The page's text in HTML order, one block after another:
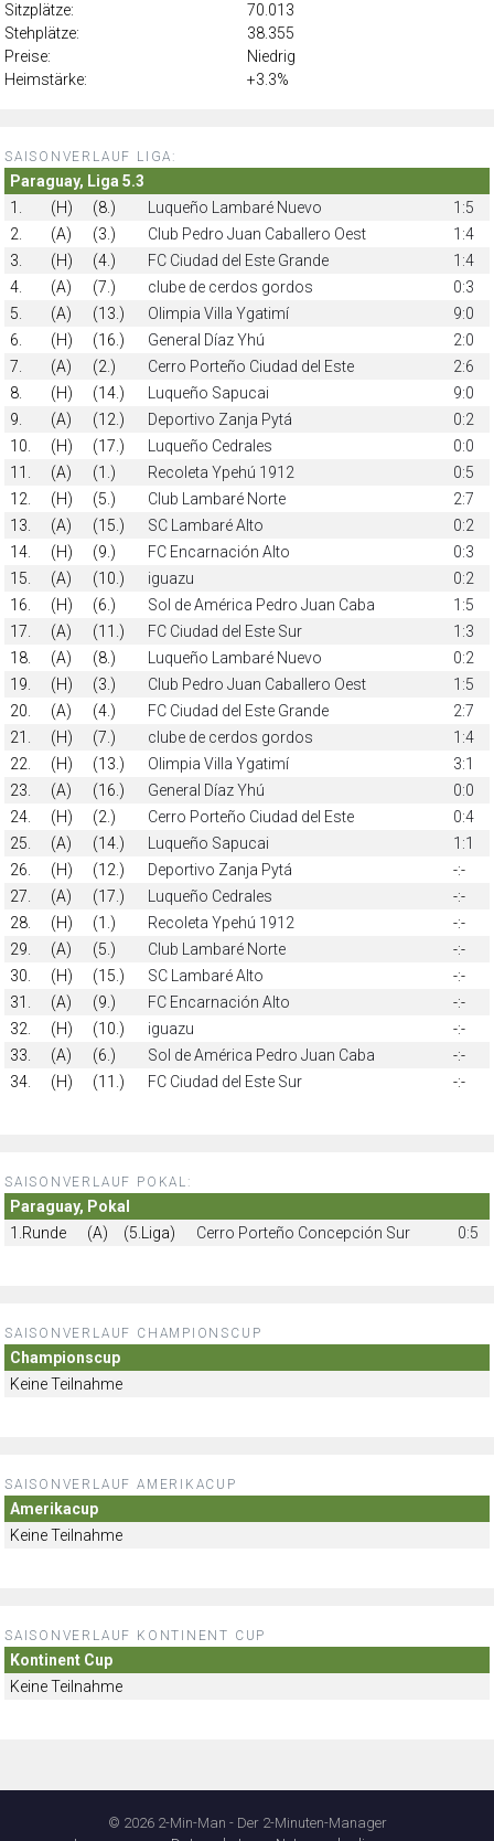
Sitzplätze:
70.013
Stehplätze:
38.355
Preise:
Niedrig
Heimstärke:
+3.3%
SAISONVERLAUF LIGA:
Paraguay, Liga 5.3
1.
(H) (8.) Luqueño Lambaré Nuevo
1:5
2.
(A) (3.) Club Pedro Juan Caballero Oest
1:4
3.
(H) (4.) FC Ciudad del Este Grande
1:4
4.
(A) (7.) clube de cerdos gordos
0:3
5.
(A) (13.) Olimpia Villa Ygatimí
9:0
6.
(H) (16.) General Díaz Yhú
2:0
7.
(A) (2.) Cerro Porteño Ciudad del Este
2:6
8.
(H) (14.) Luqueño Sapucai
9:0
9.
(A) (12.) Deportivo Zanja Pytá
0:2
10.
(H) (17.) Luqueño Cedrales
0:0
11.
(A) (1.) Recoleta Ypehú 1912
0:5
12.
(H) (5.) Club Lambaré Norte
2:7
13.
(A) (15.) SC Lambaré Alto
0:2
14.
(H) (9.) FC Encarnación Alto
0:3
15.
(A) (10.) iguazu
0:2
16.
(H) (6.) Sol de América Pedro Juan Caba
1:5
17.
(A) (11.) FC Ciudad del Este Sur
1:3
18.
(A) (8.) Luqueño Lambaré Nuevo
0:2
19.
(H) (3.) Club Pedro Juan Caballero Oest
1:5
20.
(A) (4.) FC Ciudad del Este Grande
2:7
21.
(H) (7.) clube de cerdos gordos
1:4
22.
(H) (13.) Olimpia Villa Ygatimí
3:1
23.
(A) (16.) General Díaz Yhú
0:0
24.
(H) (2.) Cerro Porteño Ciudad del Este
0:4
25.
(A) (14.) Luqueño Sapucai
1:1
26.
(H) (12.) Deportivo Zanja Pytá
-:-
27.
(A) (17.) Luqueño Cedrales
-:-
28.
(H) (1.) Recoleta Ypehú 1912
-:-
29.
(A) (5.) Club Lambaré Norte
-:-
30.
(H) (15.) SC Lambaré Alto
-:-
31.
(A) (9.) FC Encarnación Alto
-:-
32.
(H) (10.) iguazu
-:-
33.
(A) (6.) Sol de América Pedro Juan Caba
-:-
34.
(H) (11.) FC Ciudad del Este Sur -:-
SAISONVERLAUF POKAL:
Paraguay, Pokal
1.Runde
(A) (5.Liga) Cerro Porteño Concepción Sur 0:5
SAISONVERLAUF CHAMPIONSCUP
Championscup
Keine Teilnahme
SAISONVERLAUF AMERIKACUP
Amerikacup
Keine Teilnahme
SAISONVERLAUF KONTINENT CUP
Kontinent Cup
Keine Teilnahme
© 2026 2-Min-Man - Der 2-Minuten-Manager